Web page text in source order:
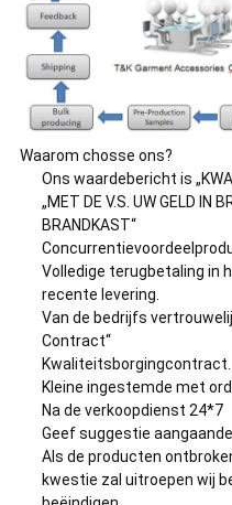
Waarom chosse ons?
Ons waardebericht is
„MET DE V.S. UW GELD IN
BRANDKAST“
Volledige terugbetaling in
recente levering.
Van de bedrijfs
Contract“
Kwaliteitsborgingcontract.
Kleine ingestemde met
Na de verkoopdienst 24*7
Geef suggestie
Als de producten
kwestie zal uitroepen wij